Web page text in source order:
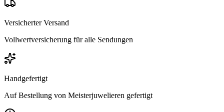
Versicherter Versand
Vollwertversicherung für alle Sendungen
Handgefertigt
Auf Bestellung von Meisterjuwelieren gefertigt